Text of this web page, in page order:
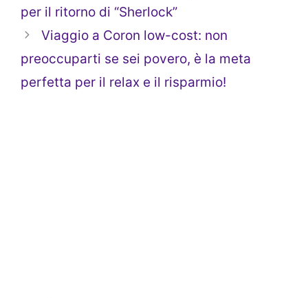
per il ritorno di “Sherlock”
Viaggio a Coron low-cost: non
preoccuparti se sei povero, è la meta
perfetta per il relax e il risparmio!